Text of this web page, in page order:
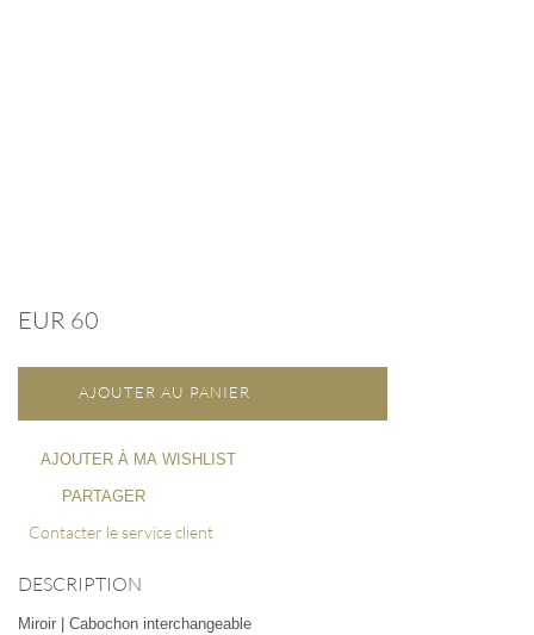
EUR 60
AJOUTER AU PANIER
AJOUTER À MA WISHLIST
PARTAGER
Contacter le service client
DESCRIPTION
Miroir | Cabochon interchangeable